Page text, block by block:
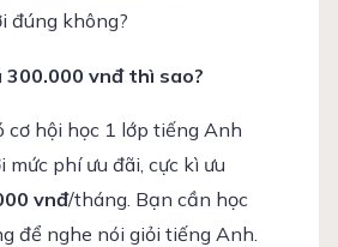
đúng không?
300.000 vnđ thì sao?
cơ hội học 1 lớp tiếng Anh
mức phí ưu đãi, cực kì ưu
vnđ/tháng. Bạn cần học
để nghe nói giỏi tiếng Anh.